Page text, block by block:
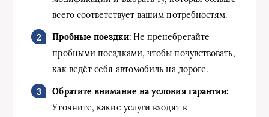
всего соответствует вашим потребностям.
Пробные поездки:Не пренебрегайте
пробными поездками, чтобы почувствовать,
как ведёт себя автомобиль на дороге.
Обратите внимание на условия гарантии:
Уточните, какие услуги входят в